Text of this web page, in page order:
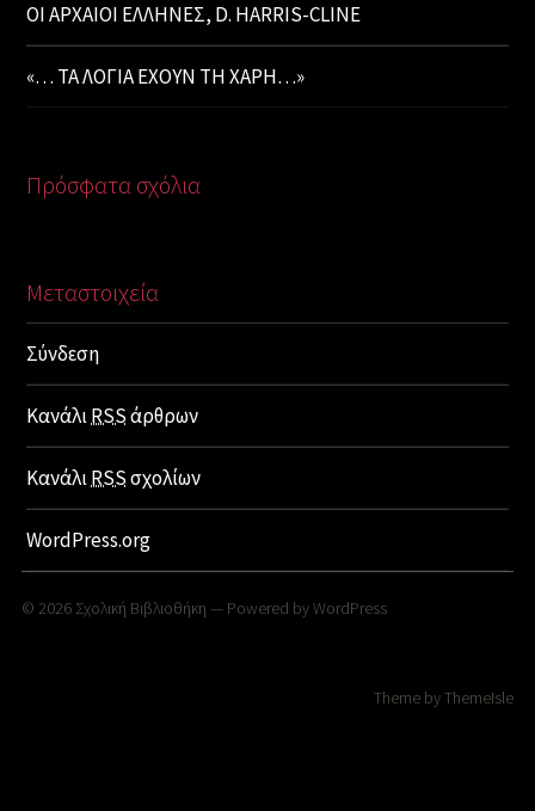
ΟΙ ΑΡΧΑΙΟΙ ΕΛΛΗΝΕΣ, D. HARRIS-CLINE
«… ΤΑ ΛΟΓΙΑ ΕΧΟΥΝ ΤΗ ΧΑΡΗ…»
Πρόσφατα σχόλια
Μεταστοιχεία
Σύνδεση
ΚανάλιRSSάρθρων
ΚανάλιRSSσχολίων
WordPress.org
© 2026 Σχολική Βιβλιοθήκη — Powered byWordPress
Theme byThemeIsle